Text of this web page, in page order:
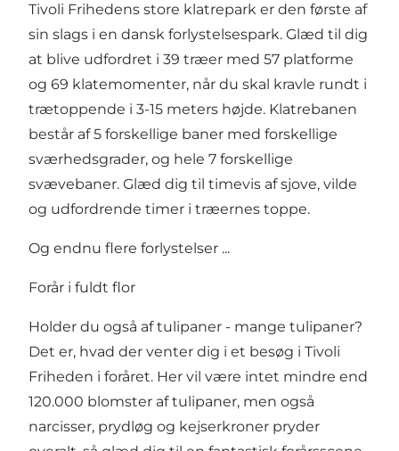
Tivoli Frihedens store klatrepark er den første af
sin slags i en dansk forlystelsespark. Glæd til dig
at blive udfordret i 39 træer med 57 platforme
og 69 klatemomenter, når du skal kravle rundt i
trætoppende i 3-15 meters højde. Klatrebanen
består af 5 forskellige baner med forskellige
sværhedsgrader, og hele 7 forskellige
svævebaner. Glæd dig til timevis af sjove, vilde
og udfordrende timer i træernes toppe.
Og endnu flere forlystelser ...
Forår i fuldt flor
Holder du også af tulipaner - mange tulipaner?
Det er, hvad der venter dig i et besøg i Tivoli
Friheden i foråret. Her vil være intet mindre end
120.000 blomster af tulipaner, men også
narcisser, prydløg og kejserkroner pryder